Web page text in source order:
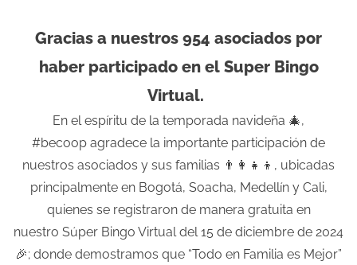
Gracias a nuestros 954 asociados por
haber participado en el Super Bingo
Virtual.
En el espíritu de la temporada navideña 🎄,
#becoop agradece la importante participación de
nuestros asociados y sus familias 👨‍👩‍👧‍👦, ubicadas
principalmente en Bogotá, Soacha, Medellín y Cali,
quienes se registraron de manera gratuita en
nuestro Súper Bingo Virtual del 15 de diciembre de 2024
🎉; donde demostramos que “Todo en Familia es Mejor”